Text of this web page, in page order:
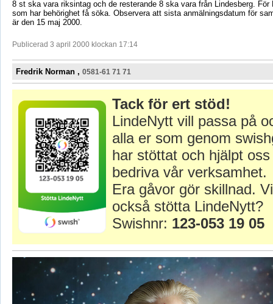
8 st ska vara riksintag och de resterande 8 ska vara från Lindesberg. För
som har behörighet få söka. Observera att sista anmälningsdatum för
är den 15 maj 2000.
Publicerad 3 april 2000 klockan 17:14
Fredrik Norman , 0581-61 71 71
Tack för ert stöd!
LindeNytt vill passa på
alla er som genom
har stöttat och hjälpt
bedriva vår verksamhet.
Era gåvor gör skillnad.
också stötta LindeNytt?
Swishnr: 123-053 19 05